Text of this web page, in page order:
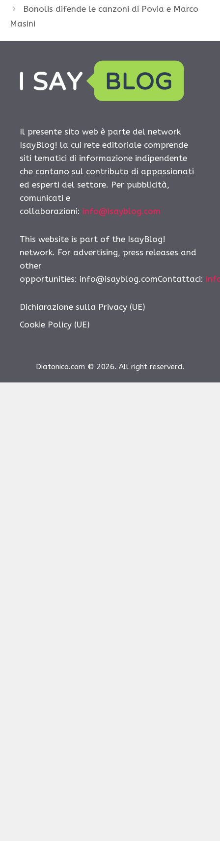
Bonolis difende le canzoni di Povia e Marco
Masini
Il presente sito web è parte del network
IsayBlog! la cui rete editoriale comprende
siti tematici di informazione indipendente
che contano sul contributo di appassionati
ed esperti del settore. Per pubblicità,
comunicati e
collaborazioni: info@isayblog.com
This website is part of the IsayBlog!
network. For advertising, press releases and
other
opportunities: info@isayblog.comContattaci:
Dichiarazione sulla Privacy (UE)
Cookie Policy (UE)
Diatonico.com © 2026. All right reserverd.